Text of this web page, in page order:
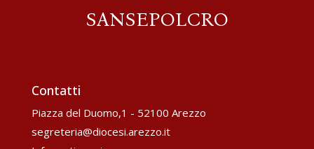
SANSEPOLCRO
Contatti
Piazza del Duomo,1 - 52100 Arezzo
segreteria@diocesi.arezzo.it